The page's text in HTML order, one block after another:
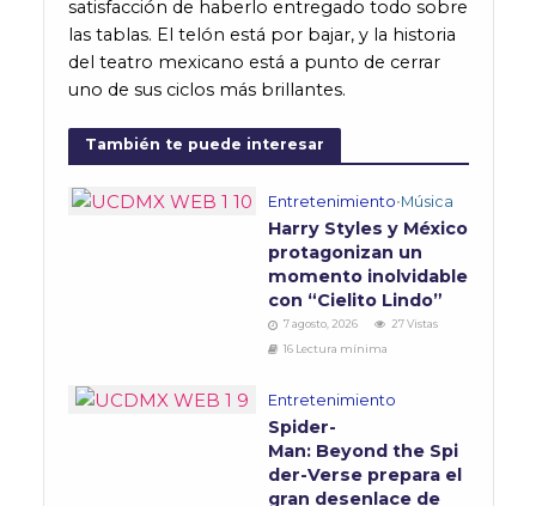
satisfacción de haberlo entregado todo sobre
las tablas. El telón está por bajar, y la historia
del teatro mexicano está a punto de cerrar
uno de sus ciclos más brillantes.
También te puede interesar
Entretenimiento•Música
Harry Styles y México
protagonizan un
momento inolvidable
con “Cielito Lindo”
7 agosto, 2026
27 Vistas
16 Lectura mínima
Entretenimiento
Spider-
Man: Beyond the Spi
der-Verse prepara el
gran desenlace de